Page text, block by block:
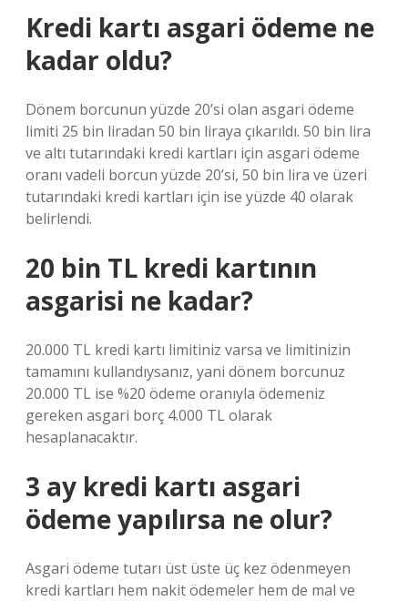
Kredi kartı asgari ödeme ne
kadar oldu?
Dönem borcunun yüzde 20’si olan asgari ödeme
limiti 25 bin liradan 50 bin liraya çıkarıldı. 50 bin lira
ve altı tutarındaki kredi kartları için asgari ödeme
oranı vadeli borcun yüzde 20’si, 50 bin lira ve üzeri
tutarındaki kredi kartları için ise yüzde 40 olarak
belirlendi.
20 bin TL kredi kartının
asgarisi ne kadar?
20.000 TL kredi kartı limitiniz varsa ve limitinizin
tamamını kullandıysanız, yani dönem borcunuz
20.000 TL ise %20 ödeme oranıyla ödemeniz
gereken asgari borç 4.000 TL olarak
hesaplanacaktır.
3 ay kredi kartı asgari
ödeme yapılırsa ne olur?
Asgari ödeme tutarı üst üste üç kez ödenmeyen
kredi kartları hem nakit ödemeler hem de mal ve